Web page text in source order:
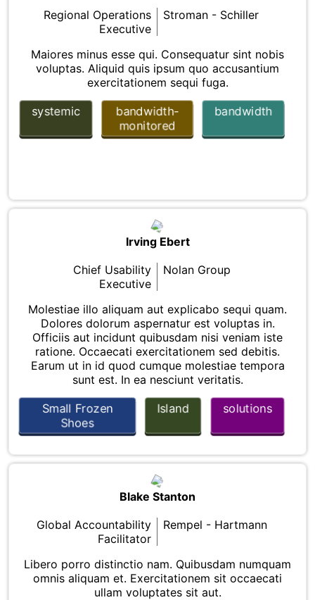
Regional Operations
Executive
Stroman - Schiller
Maiores minus esse qui. Consequatur sint nobis
voluptas. Aliquid quis ipsum quo accusantium
exercitationem sequi fuga.
systemic
bandwidth-
monitored
bandwidth
Irving Ebert
Chief Usability
Executive
Nolan Group
Molestiae illo aliquam aut explicabo sequi quam.
Dolores dolorum aspernatur est voluptas in.
Officiis aut incidunt quibusdam nisi veniam iste
ratione. Occaecati exercitationem sed debitis.
Earum ut in id quod cumque molestiae tempora
sunt est. In ea nesciunt veritatis.
Small Frozen
Shoes
Island solutions
Blake Stanton
Global Accountability
Facilitator
Rempel - Hartmann
Libero porro distinctio nam. Quibusdam numquam
omnis aliquam et. Exercitationem sit occaecati
ullam voluptates sit aut.